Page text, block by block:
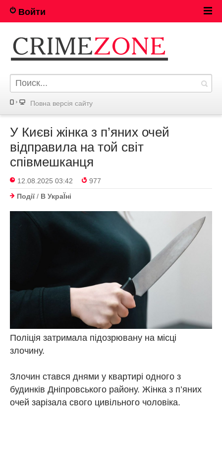
Войти
Повна версія сайту
У Києві жінка з п’яних очей
відправила на той світ
співмешканця
12.08.2025 03:42
977
Події/ В УкраЇнi
Поліція затримала підозрювану на місці
злочину.
Злочин стався днями у квартирі одного з
будинків Дніпровського району. Жінка з п’яних
очей зарізала свого цивільного чоловіка.